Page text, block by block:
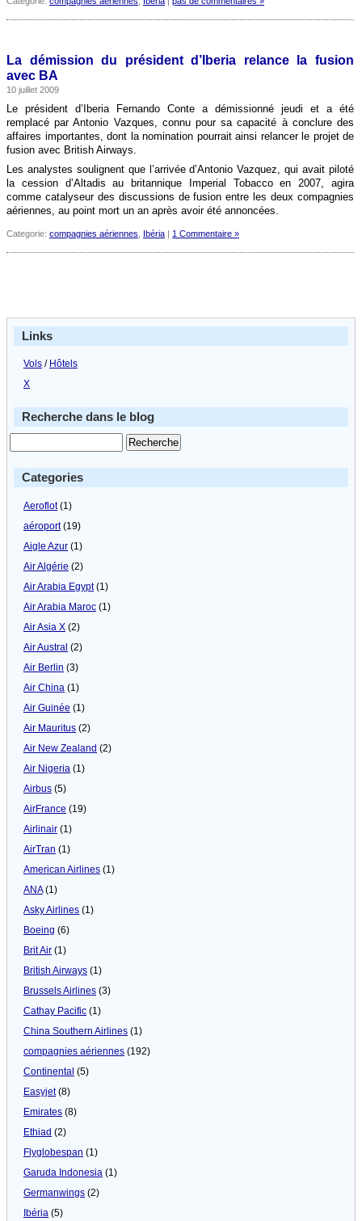
La démission du président d’Iberia relance la fusion
avec BA
10 juillet 2009
Le président d’Iberia Fernando Conte a démissionné jeudi et a été
remplacé par Antonio Vazques, connu pour sa capacité à conclure des
affaires importantes, dont la nomination pourrait ainsi relancer le projet de
fusion avec British Airways.
Les analystes soulignent que l’arrivée d’Antonio Vazquez, qui avait piloté
la cession d’Altadis au britannique Imperial Tobacco en 2007, agira
comme catalyseur des discussions de fusion entre les deux compagnies
aériennes, au point mort un an après avoir été annoncées.
Categorie: compagnies aériennes Ibéria | 1 Commentaire »
Links
Vols / Hôtels
X
Recherche dans le blog
Categories
Aeroflot(1)
aéroport(19)
Aigle Azur (1)
Air Algérie (2)
Air Arabia Egypt(1)
Air Arabia Maroc (1)
Air Asia X (2)
Air Austral (2)
Air Berlin (3)
Air China (1)
Air Guinée (1)
Air Mauritus (2)
Air New Zealand (2)
Air Nigeria (1)
Airbus (5)
AirFrance (19)
Airlinair (1)
AirTran (1)
American Airlines (1)
ANA(1)
Asky Airlines (1)
Boeing (6)
Brit Air (1)
British Airways (1)
Brussels Airlines (3)
Cathay Pacific (1)
China Southern Airlines (1)
compagnies aériennes (192)
Continental (5)
Easyjet(8)
Emirates (8)
Ethiad (2)
Flyglobespan (1)
Garuda Indonesia (1)
Germanwings (2)
Ibéria (5)